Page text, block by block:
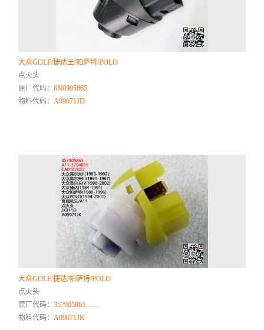
大众GOLF/捷达王/帕萨特/POLO
点火头
原厂代码：6N0905865
物料代码：A09071JD
大众GOLF/捷达/帕萨特/POLO
点火头
原厂代码：357905865……
物料代码：A09071JK